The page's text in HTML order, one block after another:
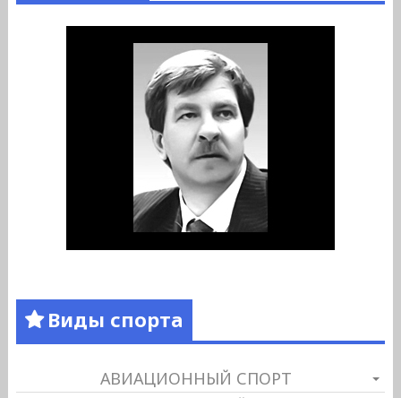
Виды спорта
АВИАЦИОННЫЙ СПОРТ